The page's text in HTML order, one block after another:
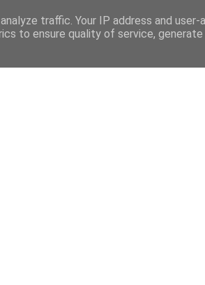
traffic. Your IP address and user-
to ensure quality of service, generate